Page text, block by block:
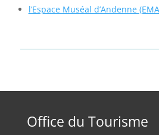
l’Espace Muséal d’Andenne
Office du Tourisme